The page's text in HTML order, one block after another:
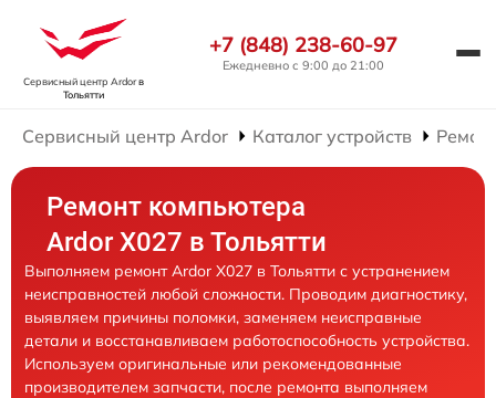
Сервисный центр Ardorв
Тольятти
+7 (848) 238-60-97
Ежедневно с 9:00 до 21:00
Сервисный центр Ardor Каталог устройств
Ремонт компьютера
Ardor X027 в Тольятти
Выполняем ремонт Ardor X027 в Тольятти с устранением
неисправностей любой сложности. Проводим диагностику,
выявляем причины поломки, заменяем неисправные
детали и восстанавливаем работоспособность устройства.
Используем оригинальные или рекомендованные
производителем запчасти, после ремонта выполняем